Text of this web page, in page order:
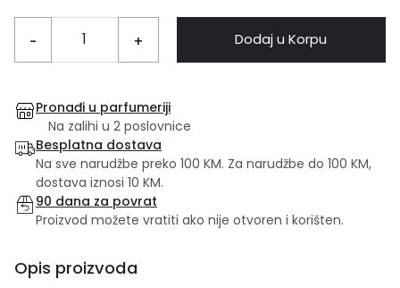
- + Dodaj u Korpu
Pronađi u parfumeriji
Na zalihi u 2 poslovnice
Besplatna dostava
Na sve narudžbe preko 100 KM. Za narudžbe do 100 KM,
dostava iznosi 10 KM.
90 dana za povrat
Proizvod možete vratiti ako nije otvoren i korišten.
Opis proizvoda